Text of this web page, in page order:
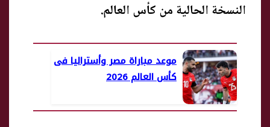
النسخة الحالية من كأس العالم.
موعد مباراة مصر وأستراليا فى
كأس العالم 2026